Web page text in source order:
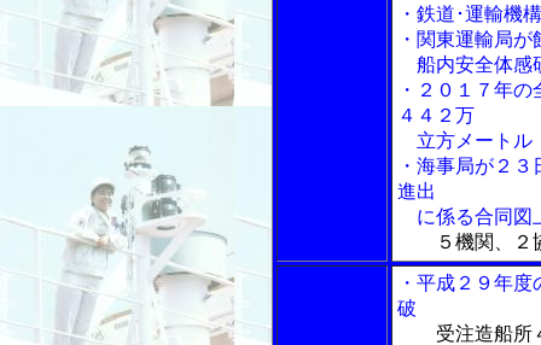
・鉄道･運輸機
・関東運輸局
船内安全体感
・２０１７年
４４２万
立方メートル
・海事局が２
進出
に係る合同図
５機関、２
・平成２９年
破
受注造船所